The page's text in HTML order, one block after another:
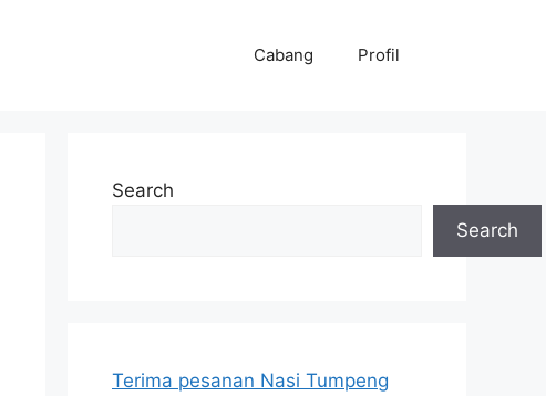
Cabang Profil
Search
Search
Terima pesanan Nasi Tumpeng